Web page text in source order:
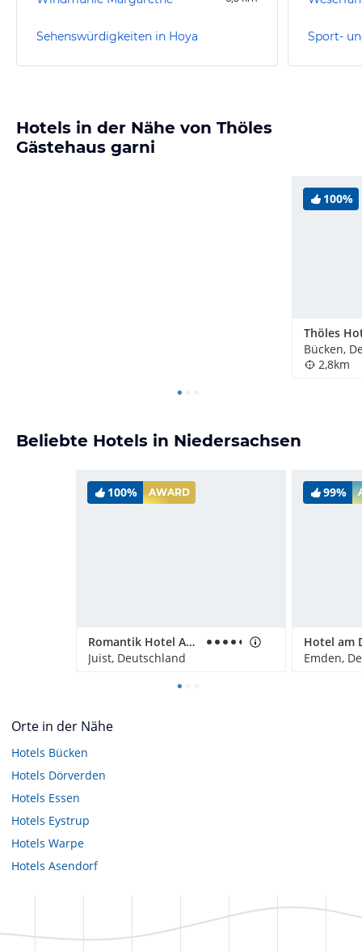
Sehenswürdigkeiten in Hoya Sport-
Hotels in der Nähe von Thöles
Gästehaus garni
100%
Bücken,
2,8km
Beliebte Hotels in Niedersachsen
100% AWARD
Romantik Hotel Achterdiek
Juist, Deutschland
99%
Hotel am
Emden,
Orte in der Nähe
Hotels Bücken
Hotels Dörverden
Hotels Essen
Hotels Eystrup
Hotels Warpe
Hotels Asendorf